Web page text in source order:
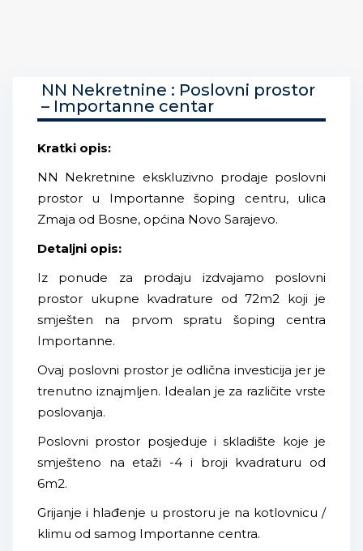
NN Nekretnine : Poslovni prostor
– Importanne centar
Kratki opis:
NN Nekretnine ekskluzivno prodaje poslovni
prostor u Importanne šoping centru, ulica
Zmaja od Bosne, općina Novo Sarajevo.
Detaljni opis:
Iz ponude za prodaju izdvajamo poslovni
prostor ukupne kvadrature od 72m2 koji je
smješten na prvom spratu šoping centra
Importanne.
Ovaj poslovni prostor je odlična investicija jer je
trenutno iznajmljen. Idealan je za različite vrste
poslovanja.
Poslovni prostor posjeduje i skladište koje je
smješteno na etaži -4 i broji kvadraturu od
6m2.
Grijanje i hlađenje u prostoru je na kotlovnicu /
klimu od samog Importanne centra.